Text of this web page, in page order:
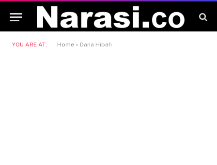
YOU ARE AT: Home » Dana Hibah